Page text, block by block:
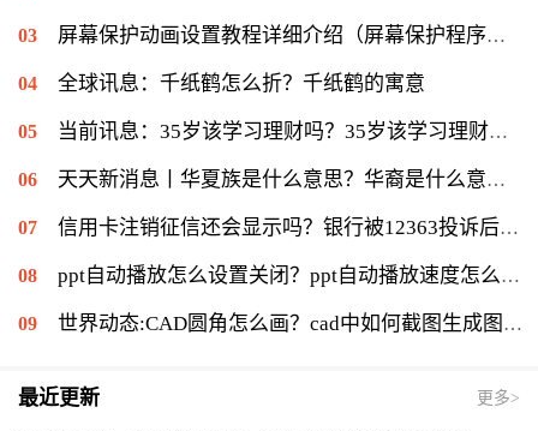
屏幕保护动画设置教程详细介绍（屏幕保护程序等待时间怎么设置）|当前速读
全球讯息：千纸鹤怎么折？千纸鹤的寓意
当前讯息：35岁该学习理财吗？35岁该学习理财会不会太迟？
天天新消息丨华夏族是什么意思？华裔是什么意思：华侨在侨居国生下的子女
信用卡注销征信还会显示吗？银行被12363投诉后果是什么？|环球通讯
ppt自动播放怎么设置关闭？ppt自动播放速度怎么调慢？ 世界报资讯
世界动态:CAD圆角怎么画？cad中如何截图生成图片？
最近更新 更多>